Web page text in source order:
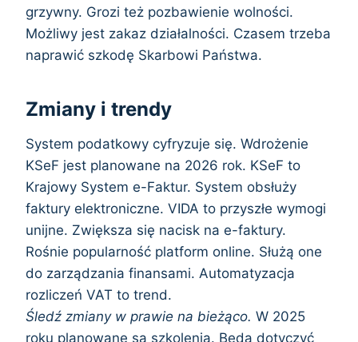
grzywny. Grozi też pozbawienie wolności.
Możliwy jest zakaz działalności. Czasem trzeba
naprawić szkodę Skarbowi Państwa.
Zmiany i trendy
System podatkowy cyfryzuje się. Wdrożenie
KSeF jest planowane na 2026 rok. KSeF to
Krajowy System e-Faktur. System obsłuży
faktury elektroniczne. VIDA to przyszłe wymogi
unijne. Zwiększa się nacisk na e-faktury.
Rośnie popularność platform online. Służą one
do zarządzania finansami. Automatyzacja
rozliczeń VAT to trend.
Śledź zmiany w prawie na bieżąco. W 2025
roku planowane są szkolenia. Będą dotyczyć